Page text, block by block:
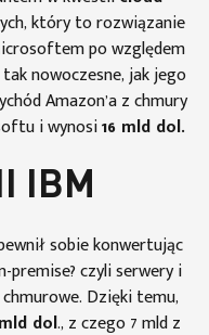
który to rozwiązanie
po względem
nowoczesne, jak jego
Amazon’a z chmury
i wynosi16 mld dol.
IBM
sobie konwertując
premise? czyli serwery i
Dzięki temu,
dol., z czego 7 mld z